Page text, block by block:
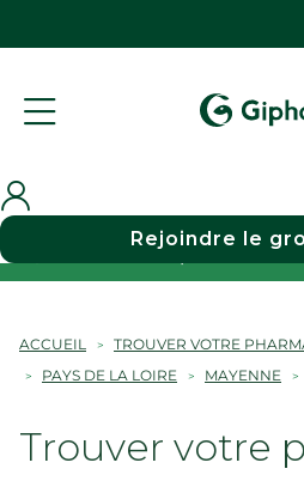
Choisir une pharmacie
Rejoindre le
ACCUEIL
TROUVER VOTRE
PAYS DE LA LOIRE
MAYENNE
Trouver votre